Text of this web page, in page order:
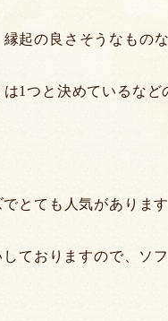
起の良さそうなもの
1つと決めているなど
とても人気がありま
ておりますので、ソ